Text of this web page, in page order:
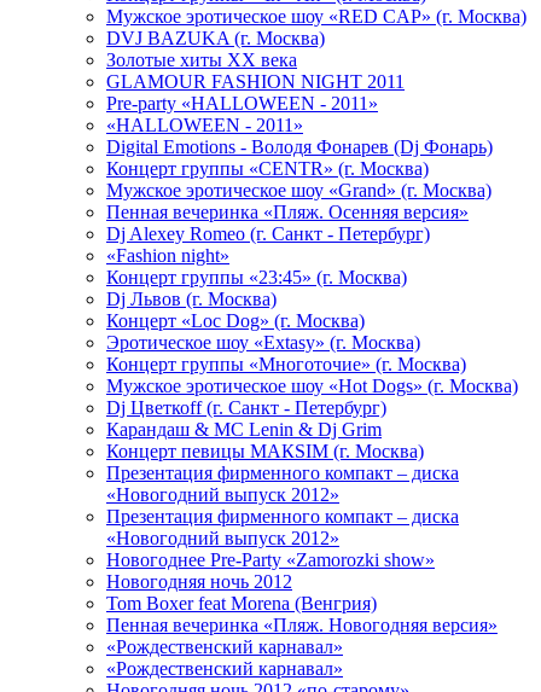
Мужское эротическое шоу «RED CAP» (г. Москва)
DVJ BAZUKA (г. Москва)
Золотые хиты XX века
GLAMOUR FASHION NIGHT 2011
Pre-party «HALLOWEEN - 2011»
«HALLOWEEN - 2011»
Digital Emotions - Володя Фонарев (Dj Фонарь)
Концерт группы «CENTR» (г. Москва)
Мужское эротическое шоу «Grand» (г. Москва)
Пенная вечеринка «Пляж. Осенняя версия»
Dj Alexey Romeo (г. Санкт - Петербург)
«Fashion night»
Концерт группы «23:45» (г. Москва)
Dj Львов (г. Москва)
Концерт «Loc Dog» (г. Москва)
Эротическое шоу «Extasy» (г. Москва)
Концерт группы «Многоточие» (г. Москва)
Мужское эротическое шоу «Hot Dogs» (г. Москва)
Dj Цветкоff (г. Санкт - Петербург)
Карандаш & МС Lenin & Dj Grim
Концерт певицы МАКSIМ (г. Москва)
Презентация фирменного компакт – диска
«Новогодний выпуск 2012»
Презентация фирменного компакт – диска
«Новогодний выпуск 2012»
Новогоднее Pre-Party «Zamorozki show»
Новогодняя ночь 2012
Tom Boxer feat Morena (Венгрия)
Пенная вечеринка «Пляж. Новогодняя версия»
«Рождественский карнавал»
«Рождественский карнавал»